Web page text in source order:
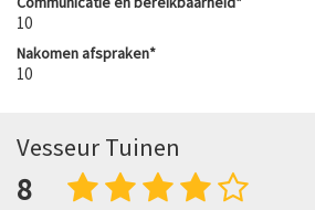
10
Nakomen afspraken*
10
Vesseur Tuinen
8